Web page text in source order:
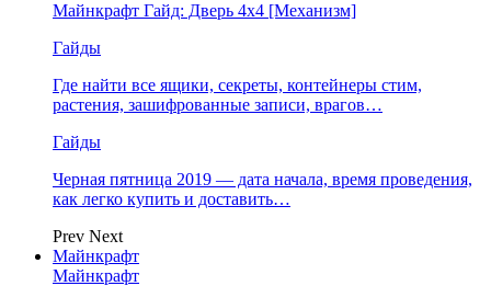
Майнкрафт Гайд: Дверь 4х4 [Механизм]
Гайды
Где найти все ящики, секреты, контейнеры стим,
растения, зашифрованные записи, врагов…
Гайды
Черная пятница 2019 — дата начала, время проведения,
как легко купить и доставить…
Prev Next
Майнкрафт
Майнкрафт